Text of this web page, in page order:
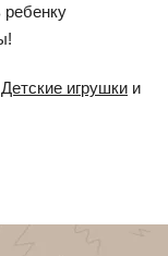
ребенку
Детские игрушки и